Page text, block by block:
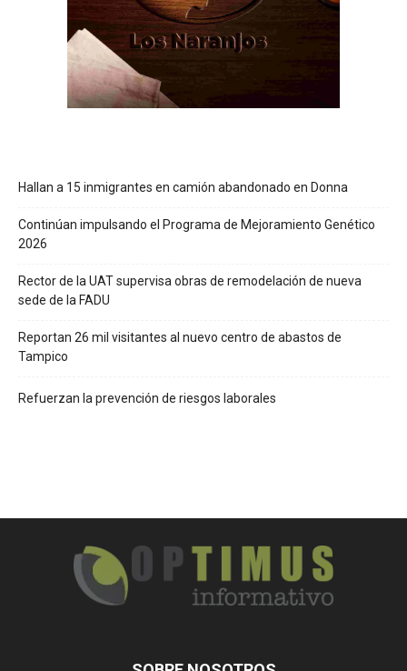
Hallan a 15 inmigrantes en camión abandonado en Donna
Continúan impulsando el Programa de Mejoramiento Genético
2026
Rector de la UAT supervisa obras de remodelación de nueva
sede de la FADU
Reportan 26 mil visitantes al nuevo centro de abastos de
Tampico
Refuerzan la prevención de riesgos laborales